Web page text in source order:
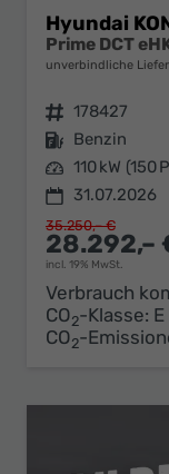
Hyundai
Prime DCT
unverbindliche
Fahrzeugnr. 178427
Kraftstoff Benzin
Leistung 110 kW (150
31.07.2026
28.292,–
incl. 19% MwSt.
35.250,– €
Verbrauch
CO2-Klasse: E
CO2-